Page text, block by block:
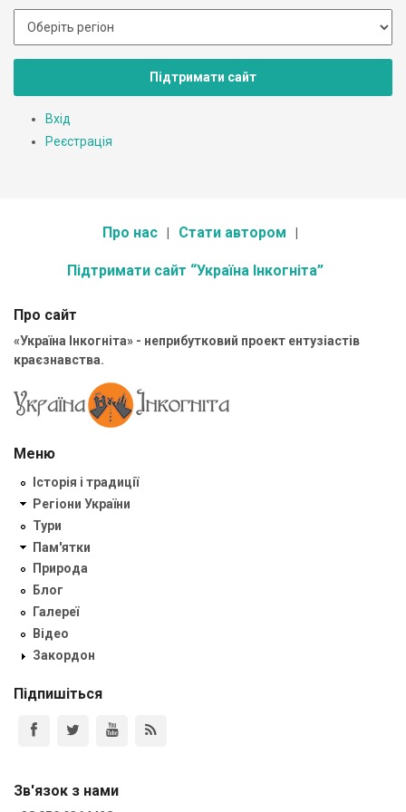
Підтримати сайт
Вхід
Реєстрація
Про нас Стати автором
Підтримати сайт “Україна Інкогніта”
Про сайт
«Україна Інкогніта» - неприбутковий проект ентузіастів
краєзнавства.
Меню
Історія і традиції
Регіони України
Тури
Пам'ятки
Природа
Блог
Галереї
Відео
Закордон
Підпишіться
Зв'язок з нами